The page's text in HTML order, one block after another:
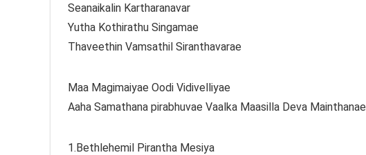
Seanaikalin Kartharanavar
Yutha Kothirathu Singamae
Thaveethin Vamsathil Siranthavarae
Maa Magimaiyae Oodi Vidivelliyae
Aaha Samathana pirabhuvae Vaalka Maasilla Deva Mainthanae
1.Bethlehemil Pirantha Mesiya